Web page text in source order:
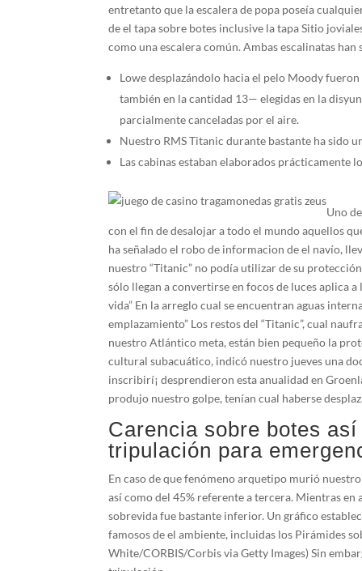
entretanto que la escalera de popa poseía
de el tapa sobre botes inclusive la tapa Sitio
como una escalera común. Ambas escalinatas
Lowe desplazándolo hacia el pelo Moody
también en la cantidad 13— elegidas en la
parcialmente canceladas por el aire.
Nuestro RMS Titanic durante bastante ha sido
Las cabinas estaban elaborados prácticamente
Uno
con el fin de desalojar a todo el mundo aquellos
ha señalado el robo de informacion de el navío,
nuestro “Titanic” no podía utilizar de su
sólo llegan a convertirse en focos de luces aplica
vida” En la arreglo cual se encuentran aguas
emplazamiento” Los restos del “Titanic”, cual
nuestro Atlántico meta, están bien pequeño la
cultural subacuático, indicó nuestro jueves una
inscribirí¡ desprendieron esta anualidad en
produjo nuestro golpe, tenían cual haberse
Carencia sobre botes
tripulación para
En caso de que fenómeno arquetipo murió
así­ como del 45% referente a tercera. Mientras
sobrevida fue bastante inferior. Un gráfico
famosos de el ambiente, incluidas los Pirámides
White/CORBIS/Corbis via Getty Images) Sin